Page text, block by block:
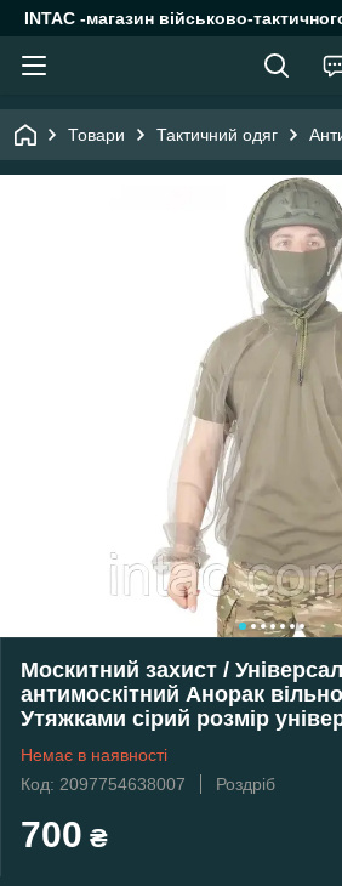
INTAC -магазин військово-
Товари Тактичний одяг
Москитний захист /
антимоскітний Анорак
Утяжками сірий розмір
Немає в наявності
Код: 2097754638007
Роздріб
700 ₴